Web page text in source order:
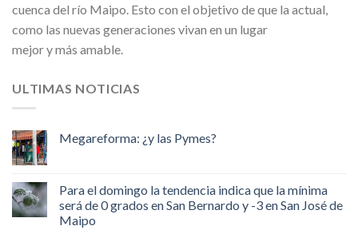
cuenca del río Maipo. Esto con el objetivo de que la actual,
como las nuevas generaciones vivan en un lugar
mejor y más amable.
ULTIMAS NOTICIAS
Megareforma: ¿y las Pymes?
Para el domingo la tendencia indica que la mínima
será de 0 grados en San Bernardo y -3 en San José de
Maipo